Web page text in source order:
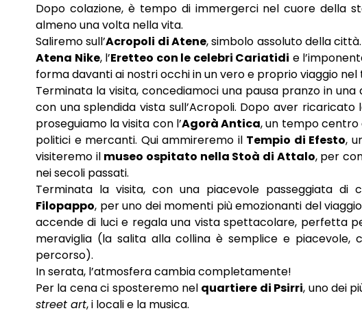
Dopo colazione, è tempo di immergerci nel cuore della
almeno una volta nella vita.
Saliremo sull’Acropoli di Atene, simbolo assoluto della
Atena Nike, l’Eretteo con le celebri Cariatidi e
forma davanti ai nostri occhi in un vero e proprio viaggio nel
Terminata la visita, concediamoci una pausa pranzo in una
con una splendida vista sull’Acropoli. Dopo aver
proseguiamo la visita con l’Agorà Antica, un tempo centro
politici e mercanti. Qui ammireremo il Tempio di Efesto,
visiteremo il museo ospitato nella Stoà di Attalo, per
nei secoli passati.
Terminata la visita, con una piacevole passeggiata di
Filopappo, per uno dei momenti più emozionanti del
accende di luci e regala una vista spettacolare, perfetta
meraviglia (la salita alla collina è semplice e piacevole,
percorso).
In serata, l’atmosfera cambia completamente!
Per la cena ci sposteremo nel quartiere di Psirri, uno dei
street art, i locali e la musica.